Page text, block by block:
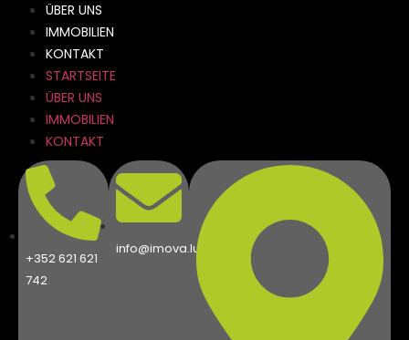
ÜBER UNS
IMMOBILIEN
KONTAKT
STARTSEITE
ÜBER UNS
IMMOBILIEN
KONTAKT
+352 621 621
742
info@imova.lu